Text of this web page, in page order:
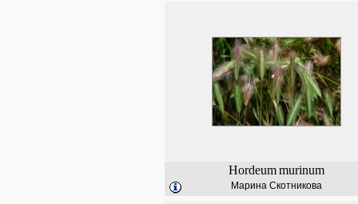
Hordeummurinum
Марина Скотникова